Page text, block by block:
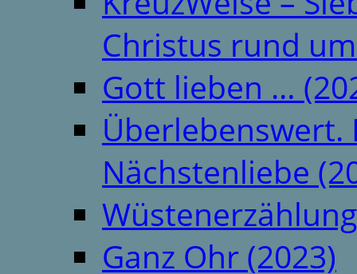
Christus rund
Gott lieben …
Überlebenswert.
Nächstenliebe
Ganz Ohr (2023)